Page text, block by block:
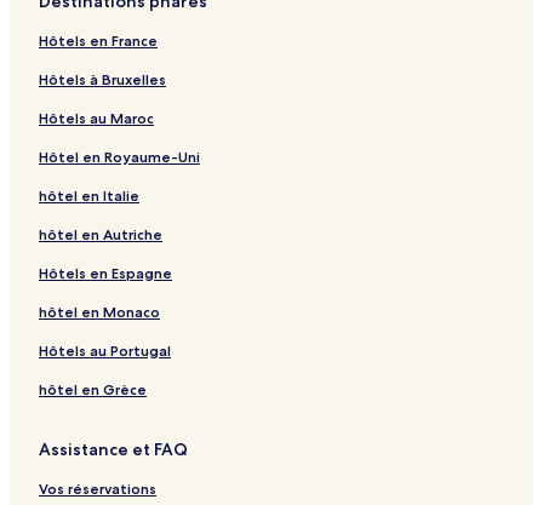
Hôtels en France
Hôtels à Bruxelles
Hôtels au Maroc
Hôtel en Royaume-Uni
hôtel en Italie
hôtel en Autriche
Hôtels en Espagne
hôtel en Monaco
Hôtels au Portugal
hôtel en Grèce
Assistance et FAQ
Vos réservations